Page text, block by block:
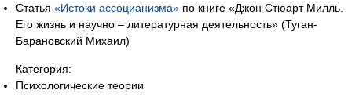
Статья «Истоки ассоцианизма» по книге «Джон Стюарт Милль.
Его жизнь и научно – литературная деятельность» (Туган-
Барановский Михаил)
Категория:
Психологические теории